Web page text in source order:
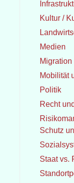
Kultur /
Medien
Migration
Mobilität
Politik
Recht
Schutz
Staat vs.